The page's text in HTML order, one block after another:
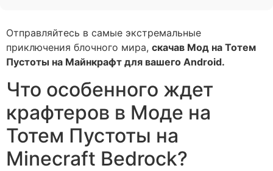
Отправляйтесь в самые экстремальные
приключения блочного мира, скачав Мод на Тотем
Пустоты на Майнкрафт для вашего Android.
Что особенного ждет
крафтеров в Моде на
Тотем Пустоты на
Minecraft Bedrock?